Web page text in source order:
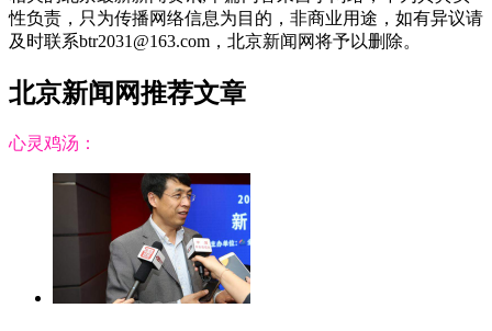
性负责，只为传播网络信息为目的，非商业用途，如有异议请
及时联系btr2031@163.com，北京新闻网将予以删除。
北京新闻网推荐文章
心灵鸡汤：